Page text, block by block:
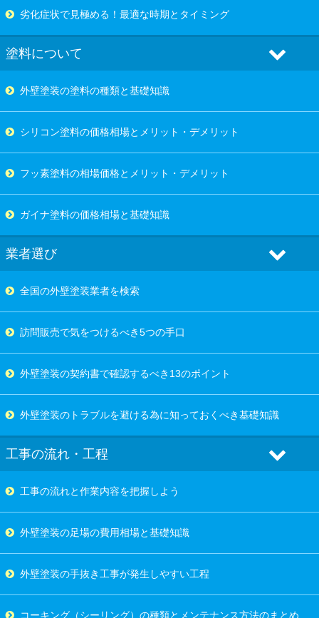
劣化症状で見極める！最適な時期とタイミング
塗料について
外壁塗装の塗料の種類と基礎知識
シリコン塗料の価格相場とメリット・デメリット
フッ素塗料の相場価格とメリット・デメリット
ガイナ塗料の価格相場と基礎知識
業者選び
全国の外壁塗装業者を検索
訪問販売で気をつけるべき5つの手口
外壁塗装の契約書で確認するべき13のポイント
外壁塗装のトラブルを避ける為に知っておくべき基礎知識
工事の流れ・工程
工事の流れと作業内容を把握しよう
外壁塗装の足場の費用相場と基礎知識
外壁塗装の手抜き工事が発生しやすい工程
コーキング（シーリング）の種類とメンテナンス方法のまとめ